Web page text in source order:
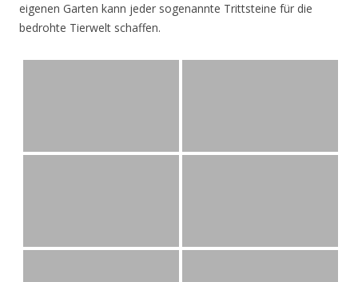
eigenen Garten kann jeder sogenannte Trittsteine für die
bedrohte Tierwelt schaffen.